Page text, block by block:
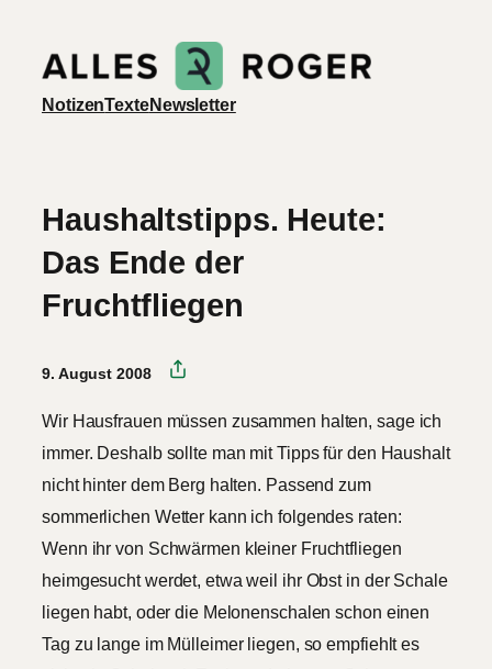
Inhalt
springen
NotizenTexteNewsletter
Haushaltstipps. Heute:
Das Ende der
Fruchtfliegen
9. August 2008
Wir Hausfrauen müssen zusammen halten, sage ich
immer. Deshalb sollte man mit Tipps für den Haushalt
nicht hinter dem Berg halten. Passend zum
sommerlichen Wetter kann ich folgendes raten:
Wenn ihr von Schwärmen kleiner Fruchtfliegen
heimgesucht werdet, etwa weil ihr Obst in der Schale
liegen habt, oder die Melonenschalen schon einen
Tag zu lange im Mülleimer liegen, so empfiehlt es